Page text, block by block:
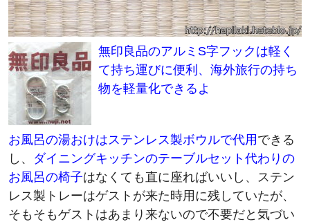
無印良品のアルミS字フックは軽く
て持ち運びに便利、海外旅行の持ち
物を軽量化できるよ
お風呂の湯おけはステンレス製ボウルで代用 できる
し、 ダイニングキッチンのテーブルセット代わりの
お風呂の椅子はなくても直に座ればいいし、ステン
レス製トレーはゲストが来た時用に残していたが、
そもそもゲストはあまり来ないので不要だと気づい